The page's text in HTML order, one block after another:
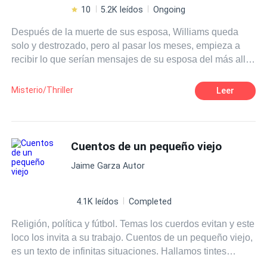
una cálida lágrima recorre mi mejilla; suspiro, y analizo,
entender mi vida. Victoria Montesinos.
poco, y su sangre aún gotea de mis manos. Malditamente
millonaria que nos dejó a mi padre y a mí. Todos quieren
el puto dinero, pero no lo permitiré. ¿Nueva hermanastra?
¿Nueva "mami"? Corran ahora que pueden, porque les
10 5.2K leídos Ongoing
Después de la muerte de sus esposa, Williams queda
solo y destrozado, pero al pasar los meses, empieza a
recibir lo que serían mensajes de su esposa del más allá.
misterio.
Misterio/Thriller Leer
Cuentos de un pequeño viejo
Jaime Garza Autor
4.1K leídos Completed
Religión, política y fútbol. Temas los cuerdos evitan y este
loco los invita a su trabajo. Cuentos de un pequeño viejo,
es un texto de infinitas situaciones. Hallamos tintes